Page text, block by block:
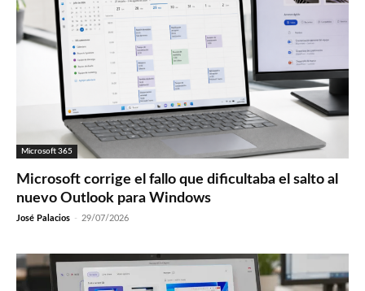
Microsoft 365
Microsoft corrige el fallo que dificultaba el salto al
nuevo Outlook para Windows
José Palacios - 29/07/2026